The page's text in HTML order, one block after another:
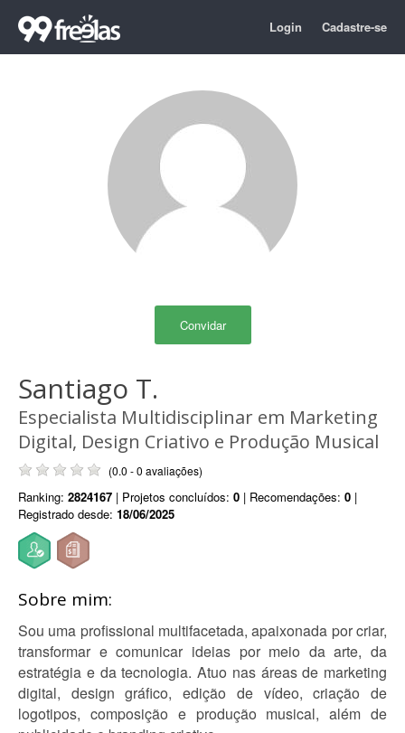
Login Cadastre-se
Convidar
Santiago T.
Especialista Multidisciplinar em Marketing
Digital, Design Criativo e Produção Musical
(0.0 - 0 avaliações)
Ranking: 2824167 | Projetos concluídos: 0 | Recomendações: 0 |
Registrado desde: 18/06/2025
Sobre mim:
Sou uma profissional multifacetada, apaixonada por criar,
transformar e comunicar ideias por meio da arte, da
estratégia e da tecnologia. Atuo nas áreas de marketing
digital, design gráfico, edição de vídeo, criação de
logotipos, composição e produção musical, além de